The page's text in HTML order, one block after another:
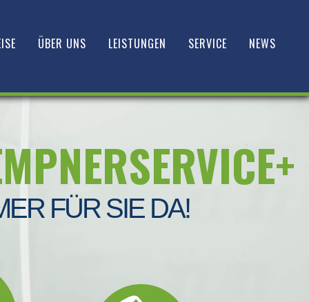
ÜBER UNS LEISTUNGEN SERVICE NEWS
FÜR SIE DA!